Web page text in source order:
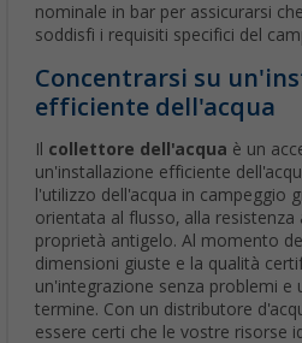
nominale in bar per assicurarsi
soddisfi i requisiti specifici del
Concentrarsi su
efficiente dell'acqua
Il collettore dell'acqua è un
un'installazione efficiente
l'utilizzo dell'acqua in campeggio
orientata al flusso, alla resistenza
proprietà antigelo. Al momento
dimensioni giuste e la qualità
un'integrazione senza problemi e
termine. Con un distributore
essere certi che le vostre risorse